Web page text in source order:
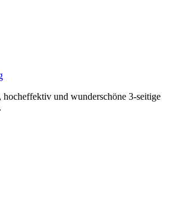
hocheffektiv und wunderschöne 3-seitige